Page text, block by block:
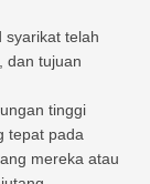
syarikat telah
dan tujuan
tinggi
tepat pada
mereka atau